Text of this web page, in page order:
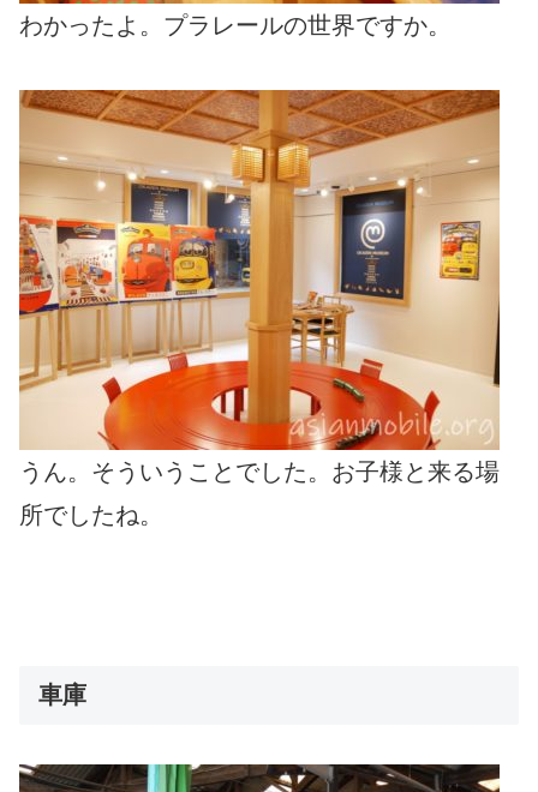
わかったよ。プラレールの世界ですか。
うん。そういうことでした。お子様と来る場
所でしたね。
車庫